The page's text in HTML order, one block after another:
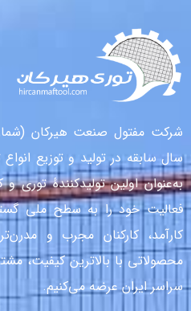
سال سابقه در تولید و توزیع
به‌عنوان اولین تولیدکنندهٔ
فعالیت خود را به سطح ملی
کارآمد، کارکنان مجرب و
محصولاتی با بالاترین کیفیت،
سراسر ایران عرضه می‌کنیم.